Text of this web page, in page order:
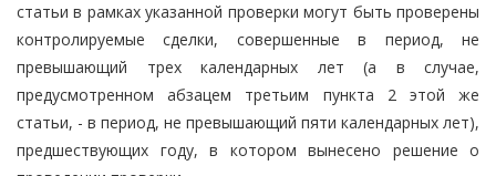
статьи в рамках указанной проверки могут быть проверены
контролируемые сделки, совершенные в период, не
превышающий трех календарных лет (а в случае,
предусмотренном абзацем третьим пункта 2 этой же
статьи, - в период, не превышающий пяти календарных лет),
предшествующих году, в котором вынесено решение о